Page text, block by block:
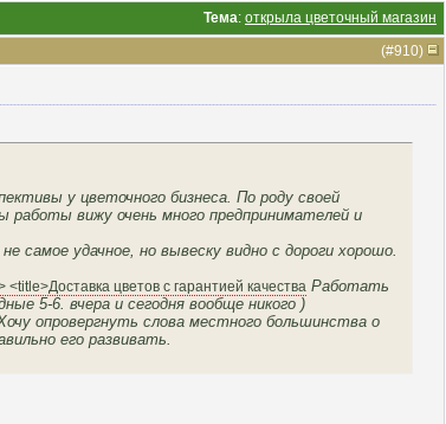
Тема: открыла цветочный магазин
(#910)
у цветочного бизнеса. По роду своей
вижу очень много предпринимателей и
удачное, но вывеску видно с дороги хорошо.
цветов с гарантией качества Работать
5-6. вчера и сегодня вообще никого )
опровергнуть слова местного большинства о
его развивать.